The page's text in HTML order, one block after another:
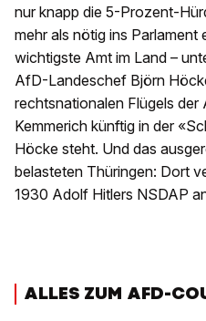
nur knapp die 5-Prozent-
mehr als nötig ins Parlament
wichtigste Amt im Land –
AfD-Landeschef Björn
rechtsnationalen Flügels
Kemmerich künftig in der
Höcke steht. Und das
belasteten Thüringen: Dort
1930 Adolf Hitlers NSDAP
ALLES ZUM AFD-